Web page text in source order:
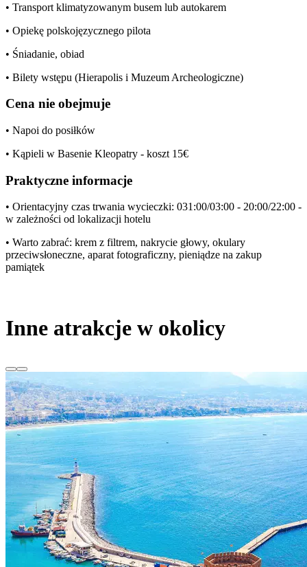
• Transport klimatyzowanym busem lub autokarem
• Opiekę polskojęzycznego pilota
• Śniadanie, obiad
• Bilety wstępu (Hierapolis i Muzeum Archeologiczne)
Cena nie obejmuje
• Napoi do posiłków
• Kąpieli w Basenie Kleopatry - koszt 15€
Praktyczne informacje
• Orientacyjny czas trwania wycieczki: 031:00/03:00 - 20:00/22:00 -
w zależności od lokalizacji hotelu
• Warto zabrać: krem z filtrem, nakrycie głowy, okulary
przeciwsłoneczne, aparat fotograficzny, pieniądze na zakup
pamiątek
Inne atrakcje w okolicy